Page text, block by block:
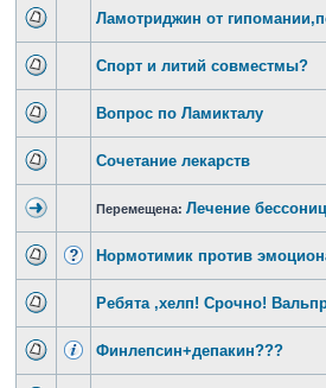
Ламотриджин от
Спорт и литий совместмы?
Вопрос по Ламикталу
Сочетание лекарств
Перемещена:Лечение
Нормотимик против
Ребята ,хелп! Срочно!
Финлепсин+депакин???